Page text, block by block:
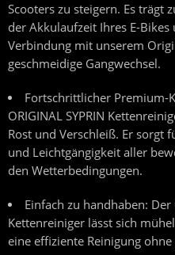
Scooters zu steigern. Es trägt
der Akkulaufzeit Ihres E-
Verbindung mit unserem
geschmeidige Gangwechsel.
Fortschrittlicher Premium-
ORIGINAL SYPRIN
Rost und Verschleiß. Er sorgt
und Leichtgängigkeit aller
den Wetterbedingungen.
Einfach zu handhaben: Der
Kettenreiniger lässt sich
eine effiziente Reinigung